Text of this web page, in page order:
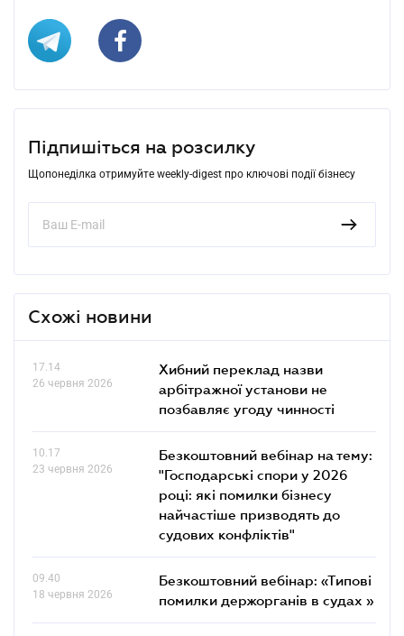
Підпишіться на розсилку
Щопонеділка отримуйте weekly-digest про ключові події бізнесу
Схожі новини
17.14
26 червня 2026
Хибний переклад назви
арбітражної установи не
позбавляє угоду чинності
10.17
23 червня 2026
Безкоштовний вебінар на тему:
"Господарські спори у 2026
році: які помилки бізнесу
найчастіше призводять до
судових конфліктів"
09.40
18 червня 2026
Безкоштовний вебінар: «Типові
помилки держорганів в судах »